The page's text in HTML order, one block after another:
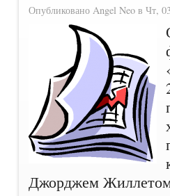
Опубликовано Angel Neo в Чт,
Джорджем